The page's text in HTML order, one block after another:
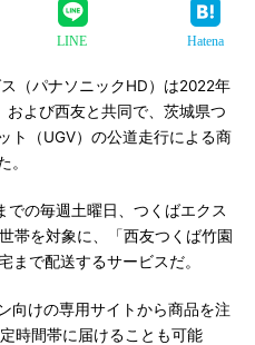
LINE Hatena
（パナソニックHD）は2022年
よび西友と共同で、茨城県つ
ト（UGV）の公道走行による商
。
の毎週土曜日、つくばエクス
帯を対象に、「西友つくば竹園
まで配送するサービスだ。
向けの専用サイトから商品を注
時間帯に届けることも可能